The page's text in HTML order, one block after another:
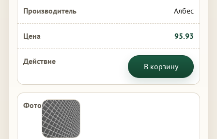
Албес
95.93
В корзину